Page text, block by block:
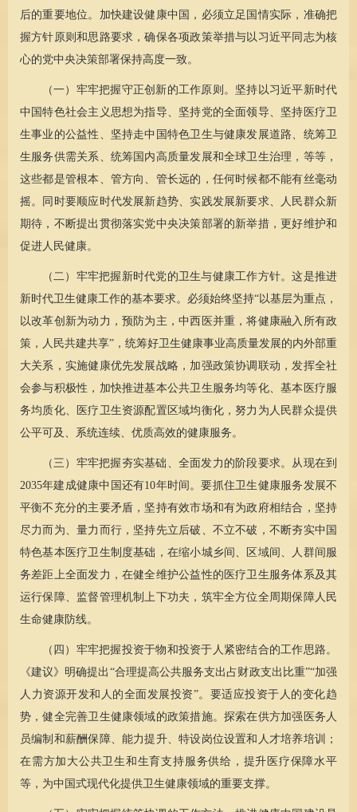
后的重要地位。加快建设健康中国，必须立足国情实际，准确把
握方针原则和思路要求，确保各项政策举措与以习近平同志为核
心的党中央决策部署保持高度一致。
（一）牢牢把握守正创新的工作原则。坚持以习近平新时代
中国特色社会主义思想为指导、坚持党的全面领导、坚持医疗卫
生事业的公益性、坚持走中国特色卫生与健康发展道路、统筹卫
生服务供需关系、统筹国内高质量发展和全球卫生治理，等等，
这些都是管根本、管方向、管长远的，任何时候都不能有丝毫动
摇。同时要顺应时代发展新趋势、实践发展新要求、人民群众新
期待，不断提出贯彻落实党中央决策部署的新举措，更好维护和
促进人民健康。
（二）牢牢把握新时代党的卫生与健康工作方针。这是推进
新时代卫生健康工作的基本要求。必须始终坚持“以基层为重点，
以改革创新为动力，预防为主，中西医并重，将健康融入所有政
策，人民共建共享”，统筹好卫生健康事业高质量发展的内外部重
大关系，实施健康优先发展战略，加强政策协调联动，发挥全社
会参与积极性，加快推进基本公共卫生服务均等化、基本医疗服
务均质化、医疗卫生资源配置区域均衡化，努力为人民群众提供
公平可及、系统连续、优质高效的健康服务。
（三）牢牢把握夯实基础、全面发力的阶段要求。从现在到
2035年建成健康中国还有10年时间。要抓住卫生健康服务发展不
平衡不充分的主要矛盾，坚持有效市场和有为政府相结合，坚持
尽力而为、量力而行，坚持先立后破、不立不破，不断夯实中国
特色基本医疗卫生制度基础，在缩小城乡间、区域间、人群间服
务差距上全面发力，在健全维护公益性的医疗卫生服务体系及其
运行保障、监督管理机制上下功夫，筑牢全方位全周期保障人民
生命健康防线。
（四）牢牢把握投资于物和投资于人紧密结合的工作思路。
《建议》明确提出“合理提高公共服务支出占财政支出比重”“加强
人力资源开发和人的全面发展投资”。要适应投资于人的变化趋
势，健全完善卫生健康领域的政策措施。探索在供方加强医务人
员编制和薪酬保障、能力提升、特设岗位设置和人才培养培训；
在需方加大公共卫生和生育支持服务供给，提升医疗保障水平
等，为中国式现代化提供卫生健康领域的重要支撑。